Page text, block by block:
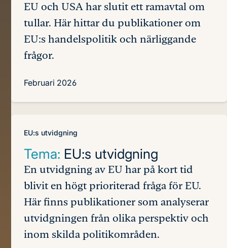
EU och USA har slutit ett ramavtal om
tullar. Här hittar du publikationer om
EU:s handelspolitik och närliggande
frågor.
Februari 2026
EU:s utvidgning
Tema: EU:s utvidgning
En utvidgning av EU har på kort tid
blivit en högt prioriterad fråga för EU.
Här finns publikationer som analyserar
utvidgningen från olika perspektiv och
inom skilda politikområden.